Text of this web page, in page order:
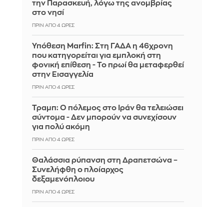
την Παρασκευή, λόγω της ανομβρίας
στο νησί
ΠΡΙΝ ΑΠΌ 4 ΏΡΕΣ
Υπόθεση Marfin: Στη ΓΑΔΑ η 46χρονη
που κατηγορείται για εμπλοκή στη
φονική επίθεση - Το πρωί θα μεταφερθεί
στην Εισαγγελία
ΠΡΙΝ ΑΠΌ 4 ΏΡΕΣ
Τραμπ: Ο πόλεμος στο Ιράν θα τελειώσει
σύντομα - Δεν μπορούν να συνεχίσουν
για πολύ ακόμη
ΠΡΙΝ ΑΠΌ 4 ΏΡΕΣ
Θαλάσσια ρύπανση στη Δραπετσώνα –
Συνελήφθη ο πλοίαρχος
δεξαμενόπλοιου
ΠΡΙΝ ΑΠΌ 4 ΏΡΕΣ